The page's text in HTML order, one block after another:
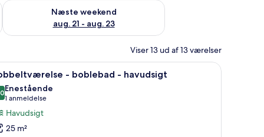
14 - aug. 16
Næste weekend
aug. 21 - aug. 23
Tjek tilgængelighed for næste weekend aug. 21 - aug. 23
Viser 13 ud af 13 værelser
der kigger ud over havet, et træskrivebord og en seng med hvid gavl.
Et moderne soveværelse med stort vindue
6 - boblebad - havudsigt
ud af 10
Enestående
1 anmeldelse
(1
anmeldelse)
Havudsigt
25 m²